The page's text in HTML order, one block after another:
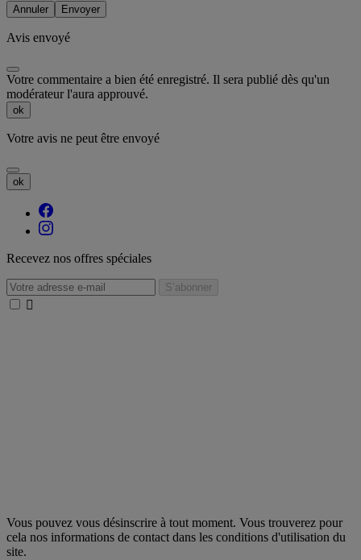
Annuler Envoyer
Avis envoyé
Votre commentaire a bien été enregistré. Il sera publié dès qu'un
modérateur l'aura approuvé.
ok
Votre avis ne peut être envoyé
ok
Recevez nos offres spéciales

Vous pouvez vous désinscrire à tout moment. Vous trouverez pour
cela nos informations de contact dans les conditions d'utilisation du
site.